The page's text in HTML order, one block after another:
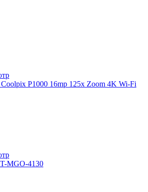
P1000 16mp 125x Zoom 4K Wi-Fi
MGО-4130